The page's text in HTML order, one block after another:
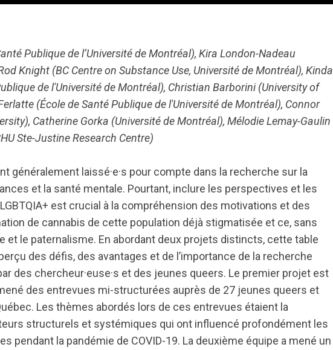
Publique de l’Université de Montréal), Kira London-Nadeau
Knight (BC Centre on Substance Use, Université de Montréal), Kinda
de l'Université de Montréal), Christian Barborini (University of
(École de Santé Publique de l'Université de Montréal), Connor
Catherine Gorka (Université de Montréal), Mélodie Lemay-Gaulin
Ste-Justine Research Centre)
généralement laissé·e·s pour compte dans la recherche sur la
et la santé mentale. Pourtant, inclure les perspectives et les
est crucial à la compréhension des motivations et des
de cannabis de cette population déjà stigmatisée et ce, sans
et le paternalisme. En abordant deux projets distincts, cette table
des défis, des avantages et de l’importance de la recherche
des chercheur·euse·s et des jeunes queers. Le premier projet est
des entrevues mi-structurées auprès de 27 jeunes queers et
Les thèmes abordés lors de ces entrevues étaient la
structurels et systémiques qui ont influencé profondément les
pendant la pandémie de COVID-19. La deuxième équipe a mené un